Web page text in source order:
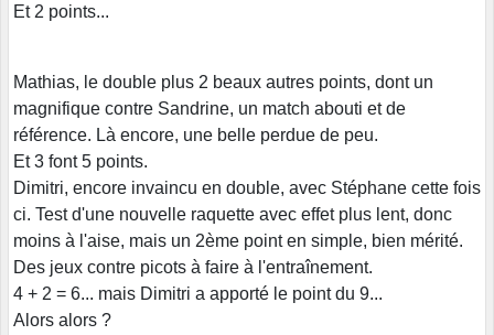
Et 2 points...
Mathias, le double plus 2 beaux autres points, dont un
magnifique contre Sandrine, un match abouti et de
référence. Là encore, une belle perdue de peu.
Et 3 font 5 points.
Dimitri, encore invaincu en double, avec Stéphane cette fois
ci. Test d'une nouvelle raquette avec effet plus lent, donc
moins à l'aise, mais un 2ème point en simple, bien mérité.
Des jeux contre picots à faire à l'entraînement.
4 + 2 = 6... mais Dimitri a apporté le point du 9...
Alors alors ?